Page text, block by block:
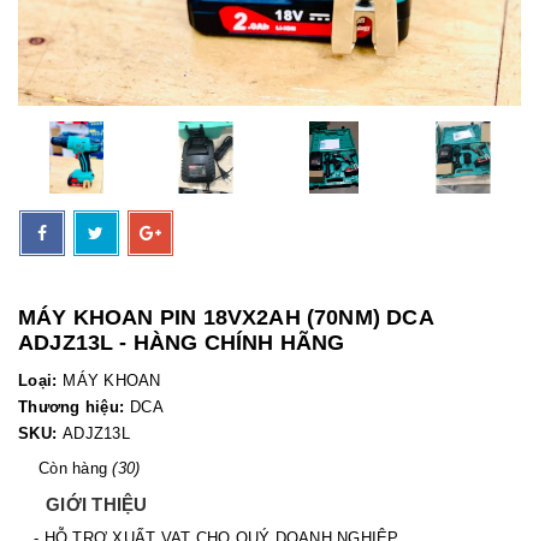
MÁY KHOAN PIN 18VX2AH (70NM) DCA
ADJZ13L - HÀNG CHÍNH HÃNG
Loại: MÁY KHOAN
Thương hiệu: DCA
SKU: ADJZ13L
Còn hàng(30)
GIỚI THIỆU